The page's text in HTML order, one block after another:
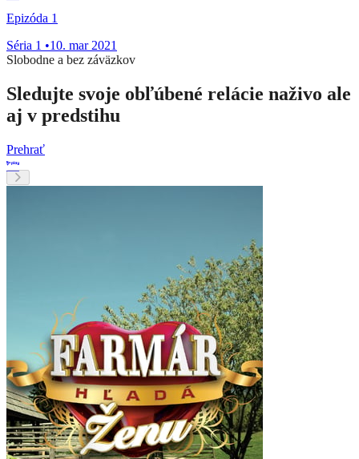
Epizóda 1
Séria 1 •10. mar 2021
Slobodne a bez záväzkov
Sledujte svoje obľúbené relácie naživo ale
aj v predstihu
Prehrať